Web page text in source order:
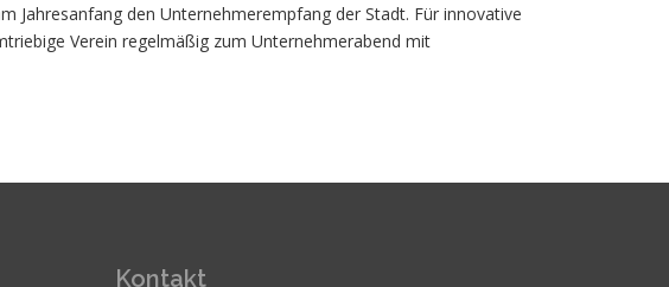
Jahresanfang den Unternehmerempfang der Stadt. Für innovative
Verein regelmäßig zum Unternehmerabend mit
Kontakt